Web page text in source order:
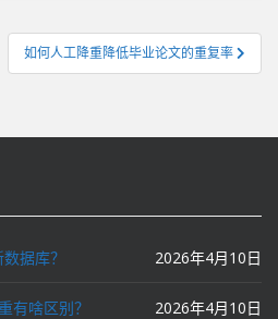
如何人工降重降低毕业论文的重复率
据库？ 2026年4月10日
有啥区别？ 2026年4月10日